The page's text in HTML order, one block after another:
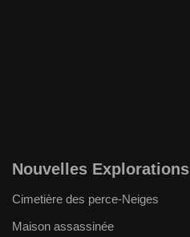
Nouvelles Explorations
Cimetière des perce-Neiges
Maison assassinée